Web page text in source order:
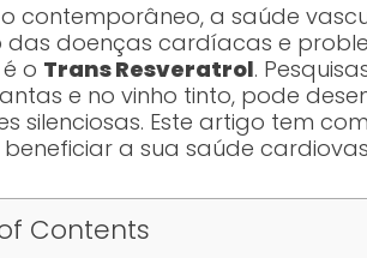
contemporâneo, a saúde
doenças cardíacas e
o Trans Resveratrol.
e no vinho tinto, pode
silenciosas. Este artigo tem
a sua saúde
Contents